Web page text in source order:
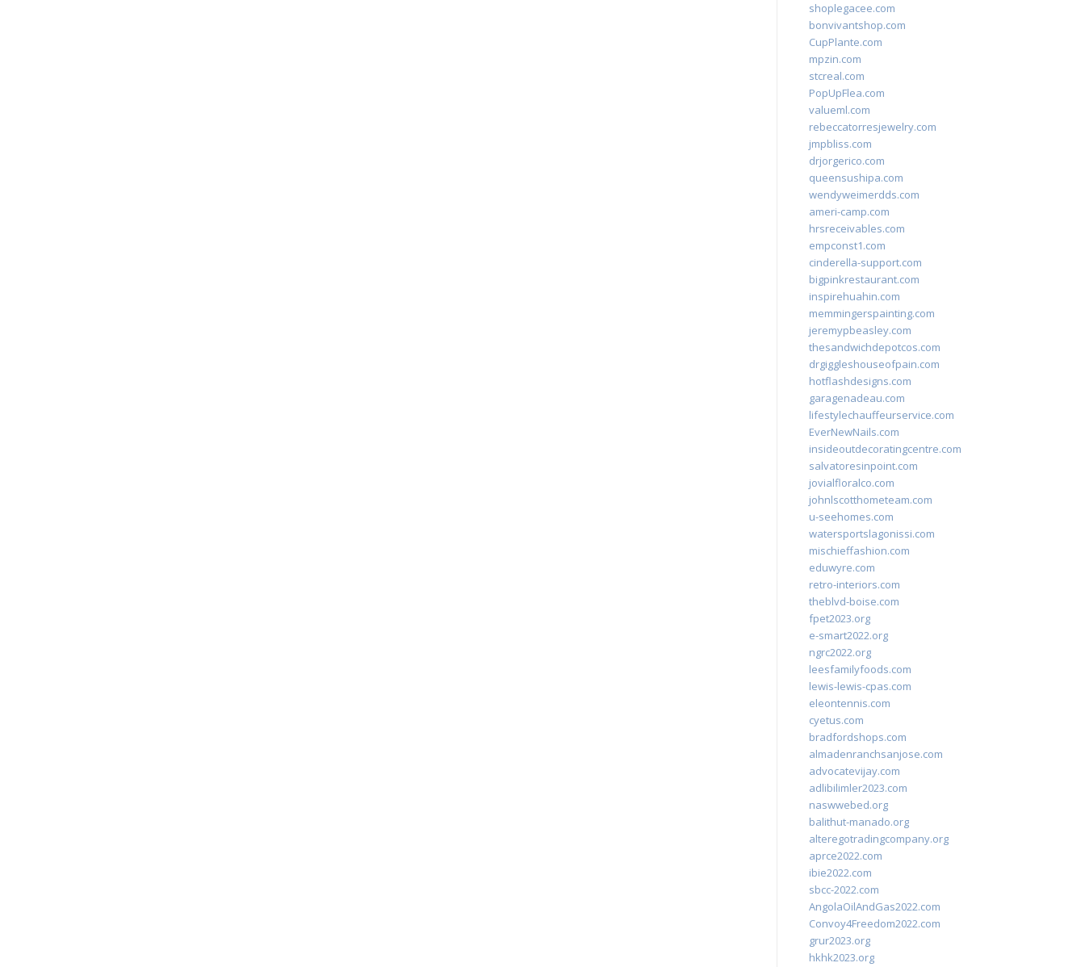
shoplegacee.com
bonvivantshop.com
CupPlante.com
mpzin.com
stcreal.com
PopUpFlea.com
valueml.com
rebeccatorresjewelry.com
jmpbliss.com
drjorgerico.com
queensushipa.com
wendyweimerdds.com
ameri-camp.com
hrsreceivables.com
empconst1.com
cinderella-support.com
bigpinkrestaurant.com
inspirehuahin.com
memmingerspainting.com
jeremypbeasley.com
thesandwichdepotcos.com
drgiggleshouseofpain.com
hotflashdesigns.com
garagenadeau.com
lifestylechauffeurservice.com
EverNewNails.com
insideoutdecoratingcentre.com
salvatoresinpoint.com
jovialfloralco.com
johnlscotthometeam.com
u-seehomes.com
watersportslagonissi.com
mischieffashion.com
eduwyre.com
retro-interiors.com
theblvd-boise.com
fpet2023.org
e-smart2022.org
ngrc2022.org
leesfamilyfoods.com
lewis-lewis-cpas.com
eleontennis.com
cyetus.com
bradfordshops.com
almadenranchsanjose.com
advocatevijay.com
adlibilimler2023.com
naswwebed.org
balithut-manado.org
alteregotradingcompany.org
aprce2022.com
ibie2022.com
sbcc-2022.com
AngolaOilAndGas2022.com
Convoy4Freedom2022.com
grur2023.org
hkhk2023.org